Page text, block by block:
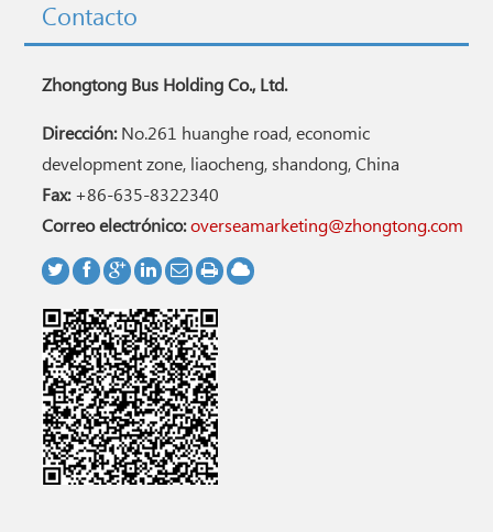
Contacto
Zhongtong Bus Holding Co., Ltd.
Dirección:No.261 huanghe road, economic
development zone, liaocheng, shandong, China
Fax:+86-635-8322340
Correo electrónico:overseamarketing@zhongtong.com